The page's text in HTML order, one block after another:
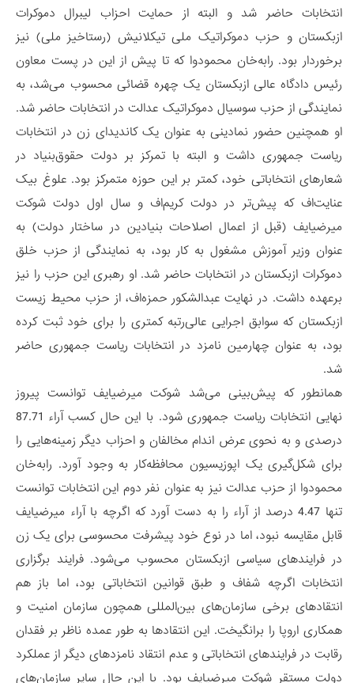
انتخابات حاضر شد و البته از حمایت احزاب لیبرال دموکرات
ازبکستان و حزب دموکراتیک ملی تیکلانیش (رستاخیز ملی) نیز
برخوردار بود. رابه‌خان محمودوا که تا پیش از این در پست معاون
رئیس دادگاه عالی ازبکستان یک چهره قضائی محسوب می‌شد، به
نمایندگی از حزب سوسیال دموکراتیک عدالت در انتخابات حاضر شد.
او همچنین حضور نمادینی به عنوان یک کاندیدای زن در انتخابات
ریاست جمهوری داشت و البته با تمرکز بر دولت حقوق‌بنیاد در
شعارهای انتخاباتی خود، کمتر بر این حوزه متمرکز بود. علوغ بیک
عنایت‌اف که پیش‌‌تر در دولت کریم‌اف و سال اول دولت شوکت
میرضیایف (قبل از اعمال اصلاحات بنیادین در ساختار دولت) به
عنوان وزیر آموزش مشغول به کار بود، به نمایندگی از حزب خلق
دموکرات ازبکستان در انتخابات حاضر شد. او رهبری این حزب را نیز
برعهده داشت. در نهایت عبدالشکور حمزه‌اف، از حزب محیط زیست
ازبکستان که سوابق اجرایی عالی‌رتبه کمتری را برای خود ثبت کرده
بود، به عنوان چهارمین نامزد در انتخابات ریاست جمهوری حاضر
شد.
همانطور که پیش‌بینی می‌شد شوکت میرضیایف توانست پیروز
نهایی انتخابات ریاست جمهوری شود. با این حال کسب آراء 87.71
درصدی و به نحوی عرض اندام مخالفان و احزاب دیگر زمینه‌هایی را
برای شکل‌گیری یک اپوزیسیون محافظه‌کار به وجود آورد. رابه‌خان
محمودوا از حزب عدالت نیز به عنوان نفر دوم این انتخابات توانست
تنها 4.47 درصد از آراء را به دست آورد که اگرچه با آراء میرضیایف
قابل مقایسه نبود، اما در نوع خود پیشرفت محسوسی برای یک زن
در فرایندهای سیاسی ازبکستان محسوب می‌شود. فرایند برگزاری
انتخابات اگرچه شفاف و طبق قوانین انتخاباتی بود، اما باز هم
انتقادهای برخی سازمان‌های بین‌المللی همچون سازمان امنیت و
همکاری اروپا را برانگیخت. این انتقادها به طور عمده ناظر بر فقدان
رقابت در فرایندهای انتخاباتی و عدم انتقاد نامزدهای دیگر از عملکرد
دولت مستقر شوکت میرضیایف بود. با این حال سایر سازمان‌های